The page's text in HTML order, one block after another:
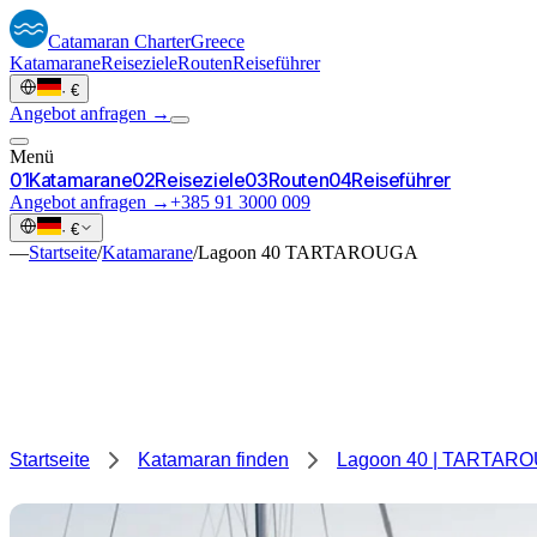
Catamaran CharterGreece
KatamaraneReisezieleRoutenReiseführer
· €
Angebot anfragen →
Menü
01Katamarane02Reiseziele03Routen04Reiseführer
Angebot anfragen →+385 91 3000 009
· €
—Startseite/Katamarane/Lagoon 40 TARTAROUGA
Startseite Katamaran finden Lagoon 40 |